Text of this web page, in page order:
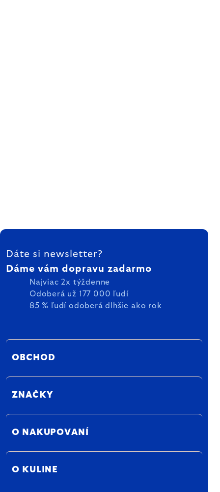
ZÁPÄTIE
Dáte si newsletter?
Dáme vám dopravu zadarmo
Najviac 2x týždenne
Odoberá už 177 000 ľudí
85 % ľudí odoberá dlhšie ako rok
OBCHOD
ZNAČKY
O NAKUPOVANÍ
O KULINE